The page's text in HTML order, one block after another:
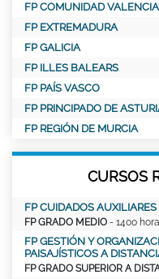
FP COMUNIDAD
FP EXTREMADURA
FP GALICIA
FP ILLES BALEARS
FP PAÍS VASCO
FP PRINCIPADO DE
FP REGIÓN DE MURCIA
CURSOS
FP CUIDADOS
FP GRADO MEDIO - 1400
FP GESTIÓN Y
PAISAJÍSTICOS A
FP GRADO SUPERIOR A